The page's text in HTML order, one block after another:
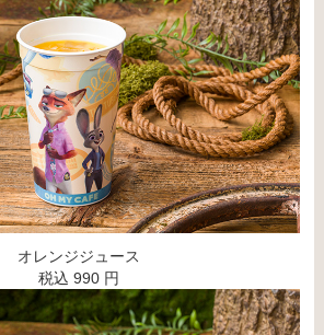
オレンジジュース
税込 990 円